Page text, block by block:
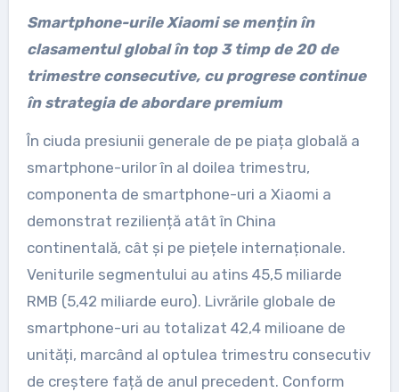
Smartphone-urile Xiaomi se mențin în
clasamentul global în top 3 timp de 20 de
trimestre consecutive, cu progrese continue
în strategia de abordare premium
În ciuda presiunii generale de pe piața globală a
smartphone-urilor în al doilea trimestru,
componenta de smartphone-uri a Xiaomi a
demonstrat reziliență atât în China
continentală, cât și pe piețele internaționale.
Veniturile segmentului au atins 45,5 miliarde
RMB (5,42 miliarde euro). Livrările globale de
smartphone-uri au totalizat 42,4 milioane de
unități, marcând al optulea trimestru consecutiv
de creștere față de anul precedent. Conform